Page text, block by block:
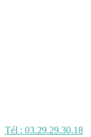
Tél : 03.29.29.30.18